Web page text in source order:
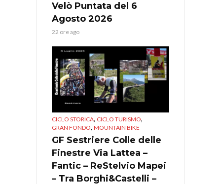
Velò Puntata del 6
Agosto 2026
22 ore ago
CICLO STORICA, CICLO TURISMO,
GRAN FONDO, MOUNTAIN BIKE
GF Sestriere Colle delle
Finestre Via Lattea –
Fantic – ReStelvio Mapei
– Tra Borghi&Castelli –